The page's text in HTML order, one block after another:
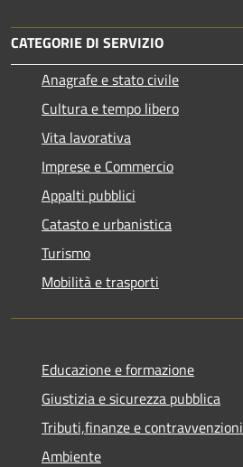
CATEGORIE DI SERVIZIO
Anagrafe e stato civile
Cultura e tempo libero
Vita lavorativa
Imprese e Commercio
Appalti pubblici
Catasto e urbanistica
Turismo
Mobilità e trasporti
Educazione e formazione
Giustizia e sicurezza pubblica
Tributi,finanze e contravvenzioni
Ambiente